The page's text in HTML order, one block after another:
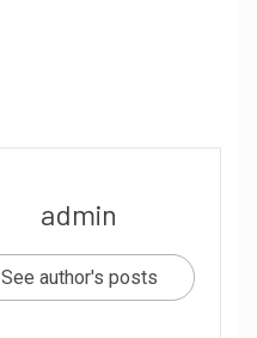
admin
See author's posts